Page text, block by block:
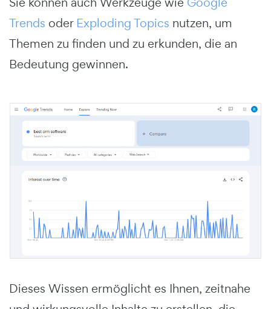
Trends oder Exploding Topics nutzen, um
Themen zu finden und zu erkunden, die an
Bedeutung gewinnen.
Dieses Wissen ermöglicht es Ihnen, zeitnahe